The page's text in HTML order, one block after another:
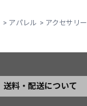
> アパレル > アクセサリー
送料・配送について